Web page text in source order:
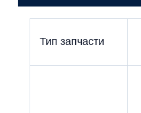
Тип запчасти